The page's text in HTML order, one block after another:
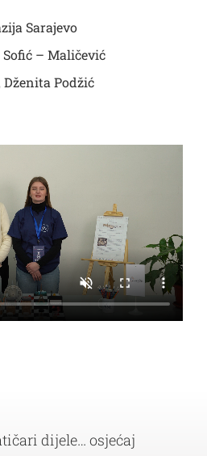
Sarajevo
– Maličević
Dženita Podžić
dijele… osjećaj